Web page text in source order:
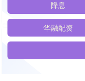
降息
华融配资